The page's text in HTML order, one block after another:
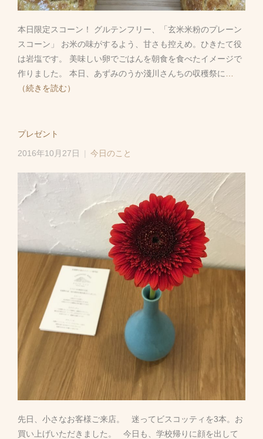
本日限定スコーン！ グルテンフリー、「玄米米粉のプレーン
スコーン」 お米の味がするよう、甘さも控えめ。ひきたて役
は岩塩です。 美味しい卵でごはんを朝食を食べたイメージで
作りました。 本日、あずみのうか淺川さんちの収穫祭に
（続きを読む）
プレゼント
2016年10月27日 今日のこと
先日、小さなお客様ご来店。 迷ってビスコッティを3本。お
買い上げいただきました。 今日も、学校帰りに顔を出して